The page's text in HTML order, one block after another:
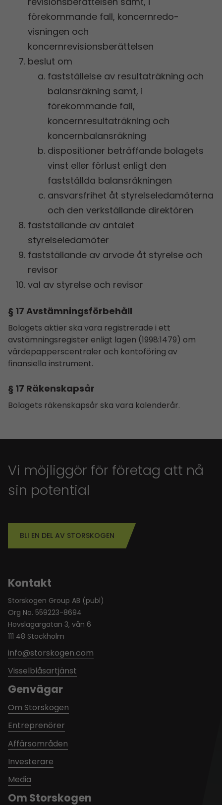
förekommande fall, koncernredo­
visningen och
koncernrevisionsberättelsen
beslut om
fastställelse av resultaträkning och
balansräkning samt, i
förekommande fall,
koncernresultaträkning och
koncernbalansräkning
dispositioner beträffande bolagets
vinst eller förlust enligt den
fastställda balansräkningen
ansvarsfrihet åt styrelseledamöterna
och den verkställande direktören
fastställande av antalet
styrelseledamöter
fastställande av arvode åt styrelse och
revisor
val av styrelse och revisor
§ 17 Avstämningsförbehåll
Bolagets aktier ska vara registrerade i ett
avstämningsregister enligt lagen (1998:1479) om
värdepapperscentraler och kontoföring av
finansiella instrument.
§ 17 Räkenskapsår
Bolagets räkenskapsår ska vara kalenderår.
Vi möjliggör för företag att nå
sin potential
BLI EN DEL AV STORSKOGEN
Om Storskogen
Kontakt
Storskogen Group AB (publ)
Org No. 559223-8694
Hovslagargatan 3, vån 6
111 48 Stockholm
info@storskogen.com
Visselblåsartjänst
Genvägar
Om Storskogen
Entreprenörer
Affärsområden
Investerare
Media